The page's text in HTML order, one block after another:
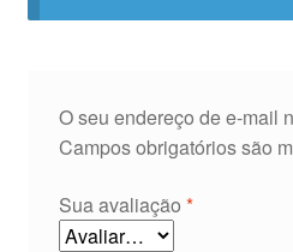
O seu endereço de e-mail
Campos obrigatórios são
Sua avaliação *